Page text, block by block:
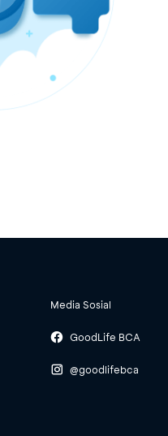
Media Sosial
GoodLife BCA
@goodlifebca